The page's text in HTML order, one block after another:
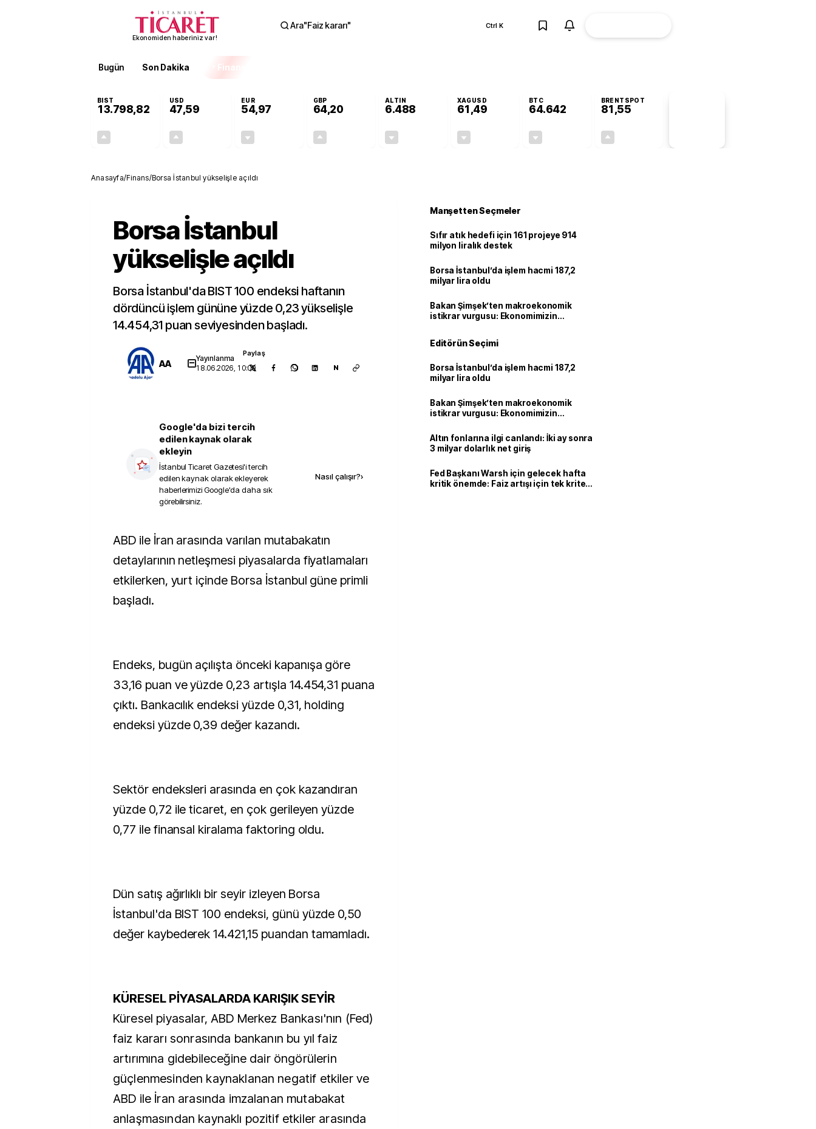
Ekonomiden haberiniz var!
Ara"Faiz kararı" Ctrl K
Bugün Son Dakika Finans
BIST
13.798,82
USD
47,59
EUR
54,97
GBP
64,20
ALTIN
6.488
XAGUSD
61,49
BTC
64.642
BRENTSPOT
81,55
Anasayfa/Finans/Borsa İstanbul yükselişle açıldı
Borsa İstanbul
yükselişle açıldı
Borsa İstanbul'da BIST 100 endeksi haftanın
dördüncü işlem gününe yüzde 0,23 yükselişle
14.454,31 puan seviyesinden başladı.
AA
Yayınlanma
18.06.2026, 10:09
Paylaş
N
Google'da bizi tercih
edilen kaynak olarak
ekleyin
İstanbul Ticaret Gazetesi'i tercih
edilen kaynak olarak ekleyerek
haberlerimizi Google'da daha sık
görebilirsiniz.
Nasıl çalışır?›
ABD ile İran arasında varılan mutabakatın
detaylarının netleşmesi piyasalarda fiyatlamaları
etkilerken, yurt içinde Borsa İstanbul güne primli
başladı.
Endeks, bugün açılışta önceki kapanışa göre
33,16 puan ve yüzde 0,23 artışla 14.454,31 puana
çıktı. Bankacılık endeksi yüzde 0,31, holding
endeksi yüzde 0,39 değer kazandı.
Sektör endeksleri arasında en çok kazandıran
yüzde 0,72 ile ticaret, en çok gerileyen yüzde
0,77 ile finansal kiralama faktoring oldu.
Dün satış ağırlıklı bir seyir izleyen Borsa
İstanbul'da BIST 100 endeksi, günü yüzde 0,50
değer kaybederek 14.421,15 puandan tamamladı.
KÜRESEL PİYASALARDA KARIŞIK SEYİR
Küresel piyasalar, ABD Merkez Bankası'nın (Fed)
faiz kararı sonrasında bankanın bu yıl faiz
artırımına gidebileceğine dair öngörülerin
güçlenmesinden kaynaklanan negatif etkiler ve
ABD ile İran arasında imzalanan mutabakat
anlaşmasından kaynaklı pozitif etkiler arasında
Manşetten Seçmeler
Sıfır atık hedefi için 161 projeye 914
milyon liralık destek
Borsa İstanbul’da işlem hacmi 187,2
milyar lira oldu
Bakan Şimşek’ten makroekonomik
istikrar vurgusu: Ekonomimizin
Editörün Seçimi
Borsa İstanbul’da işlem hacmi 187,2
milyar lira oldu
Bakan Şimşek’ten makroekonomik
istikrar vurgusu: Ekonomimizin
Altın fonlarına ilgi canlandı: İki ay sonra
3 milyar dolarlık net giriş
Fed Başkanı Warsh için gelecek hafta
kritik önemde: Faiz artışı için tek kriter